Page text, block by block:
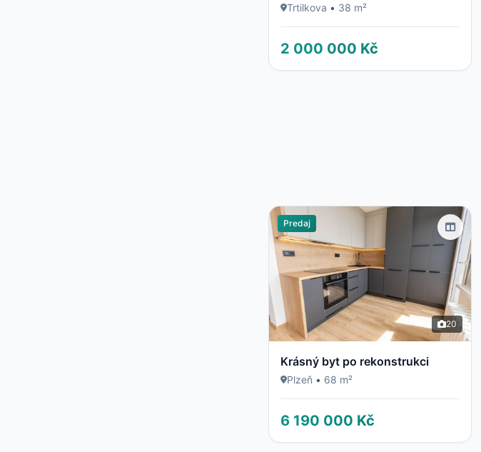
Trtilkova • 38 m²
2 000 000 Kč
Predaj
20
Krásný byt po rekonstrukci
Plzeň • 68 m²
6 190 000 Kč